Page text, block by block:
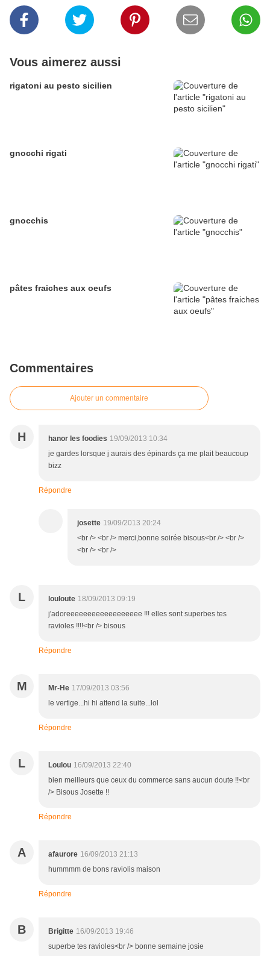
Vous aimerez aussi
rigatoni au pesto sicilien
gnocchi rigati
gnocchis
pâtes fraiches aux oeufs
Commentaires
Ajouter un commentaire
H hanor les foodies 19/09/2013 10:34
je gardes lorsque j aurais des épinards ça me plait beaucoup
bizz
Répondre
josette 19/09/2013 20:24
<br /> <br /> merci,bonne soirée bisous<br /> <br />
<br /> <br />
L louloute 18/09/2013 09:19
j'adoreeeeeeeeeeeeeeeeee !!! elles sont superbes tes
ravioles !!!!<br /> bisous
Répondre
M Mr-He 17/09/2013 03:56
le vertige...hi hi attend la suite...lol
Répondre
L Loulou 16/09/2013 22:40
bien meilleurs que ceux du commerce sans aucun doute !!<br
/> Bisous Josette !!
Répondre
A afaurore 16/09/2013 21:13
hummmm de bons raviolis maison
Répondre
B Brigitte 16/09/2013 19:46
superbe tes ravioles<br /> bonne semaine josie